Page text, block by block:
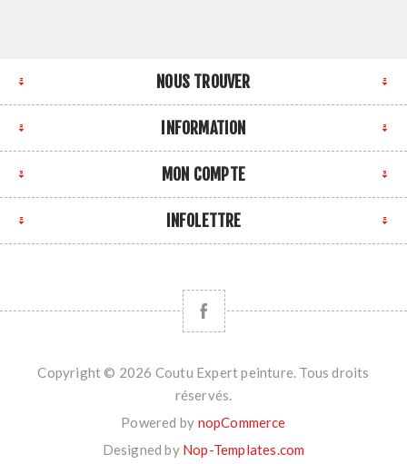
NOUS TROUVER
INFORMATION
MON COMPTE
INFOLETTRE
Copyright © 2026 Coutu Expert peinture. Tous droits
réservés.
Powered by nopCommerce
Designed by Nop-Templates.com